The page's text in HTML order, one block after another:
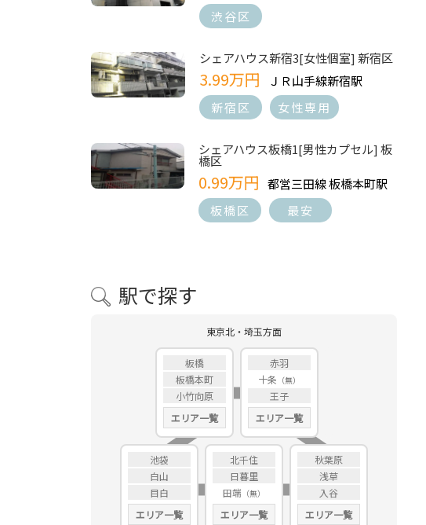
渋谷区
シェアハウス新宿3[女性個室] 新宿区
3.99万円
ＪＲ山手線新宿駅
新宿区
女性専用
シェアハウス板橋1[男性カプセル] 板
橋区
0.99万円 都営三田線 板橋本町駅
板橋区
最安
駅で探す
東京北・埼玉方面
板橋
板橋本町
小竹向原
エリア一覧
赤羽
十条
王子
エリア一覧
池袋
白山
目白
エリア一覧
北千住
日暮里
田端
エリア一覧
秋葉原
浅草
入谷
エリア一覧